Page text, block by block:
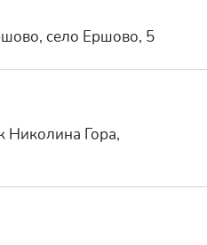
село Ершово, 5
Николина Гора,